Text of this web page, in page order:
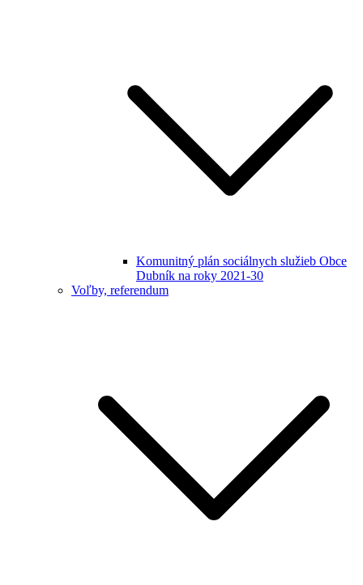
Komunitný plán sociálnych služieb Obce
Dubník na roky 2021-30
Voľby, referendum